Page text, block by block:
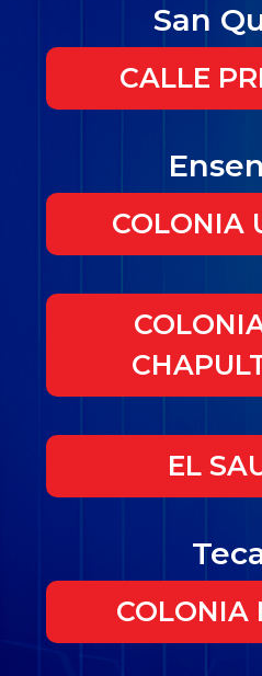
San
CALLE
COLONIA
EL
COLONIA